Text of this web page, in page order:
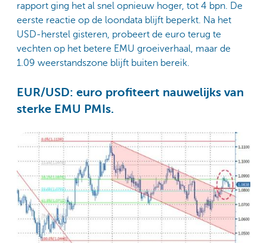
rapport ging het al snel opnieuw hoger, tot 4 bpn. De
eerste reactie op de loondata blijft beperkt. Na het
USD-herstel gisteren, probeert de euro terug te
vechten op het betere EMU groeiverhaal, maar de
1.09 weerstandszone blijft buiten bereik.
EUR/USD: euro profiteert nauwelijks van
sterke EMU PMIs.